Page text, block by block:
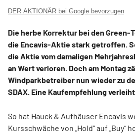
DER AKTIONÄR bei Google bevorzugen
Die herbe Korrektur bei den Green-
die Encavis-Aktie stark getroffen.
die Aktie vom damaligen
an Wert verloren. Doch am Montag
Windparkbetreiber nun wieder zu
SDAX. Eine Kaufempfehlung
So hat Hauck & Aufhäuser Encavis
Kursschwäche von „Hold“ auf „Buy“